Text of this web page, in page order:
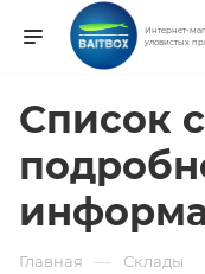
Интернет-
уловистых
Список
Главная — Склады